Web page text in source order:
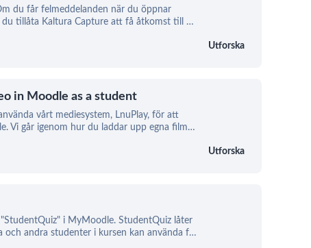
du får felmeddelanden när du öppnar
du tillåta Kaltura Capture att få åtkomst till …
Utforska
in Moodle as a student
vårt mediesystem, LnuPlay, för att
Vi går igenom hur du laddar upp egna film…
Utforska
i MyMoodle. StudentQuiz låter
och andra studenter i kursen kan använda f…